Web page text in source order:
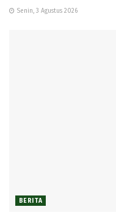
Senin, 3 Agustus 2026
BERITA